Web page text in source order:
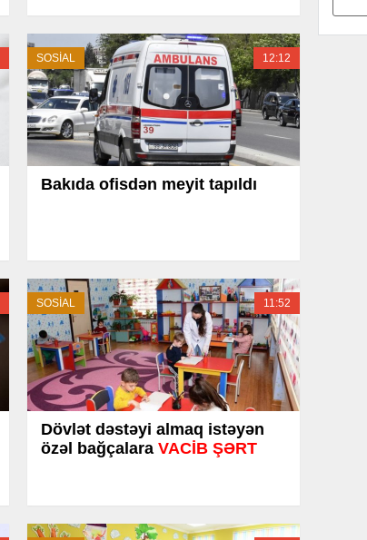
SOSİAL 12:12
Bakıda ofisdən meyit tapıldı
SOSİAL 11:52
Dövlət dəstəyi almaq istəyən
özəl bağçalara VACİB ŞƏRT